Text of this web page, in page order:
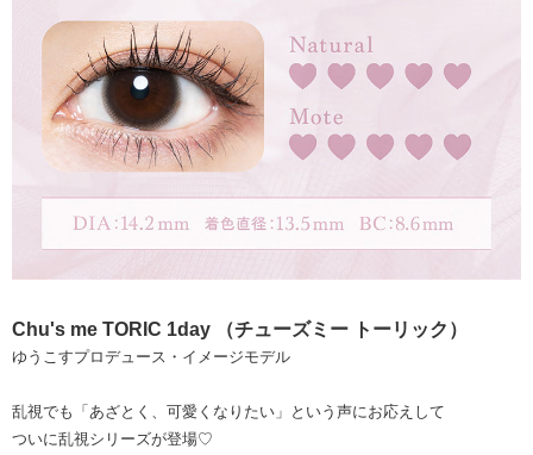
Chu's me TORIC 1day （チューズミー トーリック）
ゆうこすプロデュース・イメージモデル
乱視でも「あざとく、可愛くなりたい」という声にお応えして
ついに乱視シリーズが登場♡